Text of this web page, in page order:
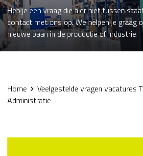
Heb je een vraag die hier niet tussen
contact met ons op. We helpen je graag
nieuwe baan in de productie of industrie.
Home
Veelgestelde vragen vacatures
Administratie